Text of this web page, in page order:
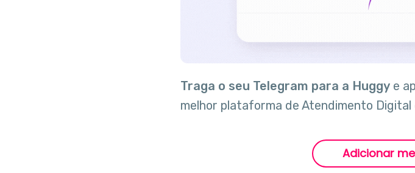
Traga o seu Telegram para a Huggy e
melhor plataforma de Atendimento Digital
Adicionar